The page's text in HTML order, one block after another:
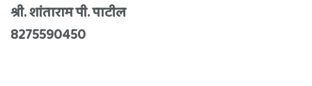
श्री. शांताराम पी. पाटील
8275590450